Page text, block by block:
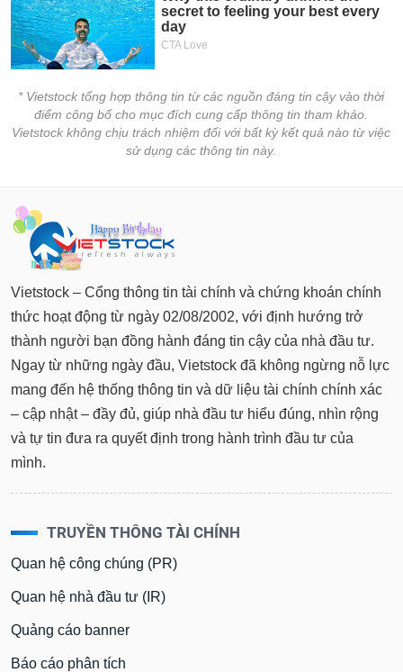
* Vietstock tổng hợp thông tin từ các nguồn đáng tin cậy vào thời
điểm công bố cho mục đích cung cấp thông tin tham khảo.
Vietstock không chịu trách nhiệm đối với bất kỳ kết quả nào từ việc
sử dụng các thông tin này.
Vietstock – Cổng thông tin tài chính và chứng khoán chính
thức hoạt động từ ngày 02/08/2002, với định hướng trở
thành người bạn đồng hành đáng tin cậy của nhà đầu tư.
Ngay từ những ngày đầu, Vietstock đã không ngừng nỗ lực
mang đến hệ thống thông tin và dữ liệu tài chính chính xác
– cập nhật – đầy đủ, giúp nhà đầu tư hiểu đúng, nhìn rộng
và tự tin đưa ra quyết định trong hành trình đầu tư của
mình.
TRUYỀN THÔNG TÀI CHÍNH
Quan hệ công chúng (PR)
Quan hệ nhà đầu tư (IR)
Quảng cáo banner
Báo cáo phân tích